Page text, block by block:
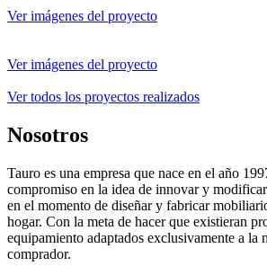
Ver imágenes del proyecto
Ver imágenes del proyecto
Ver todos los proyectos realizados
Nosotros
Tauro es una empresa que nace en el año
compromiso en la idea de innovar y
en el momento de diseñar y fabricar
hogar. Con la meta de hacer que existieran
equipamiento adaptados exclusivamente a la
comprador.